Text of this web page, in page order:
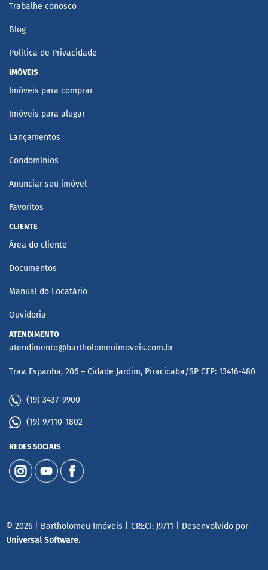
Trabalhe conosco
Blog
Política de Privacidade
IMÓVEIS
Imóveis para comprar
Imóveis para alugar
Lançamentos
Condomínios
Anunciar seu imóvel
Favoritos
CLIENTE
Área do cliente
Documentos
Manual do Locatário
Ouvidoria
ATENDIMENTO
atendimento@bartholomeuimoveis.com.br
Trav. Espanha, 206 – Cidade Jardim, Piracicaba/SP CEP: 13416-480
(19) 3437-9900
(19) 97110-1802
REDES SOCIAIS
© 2026 | Bartholomeu Imóveis | CRECI: J9711 | Desenvolvido por
Universal Software.